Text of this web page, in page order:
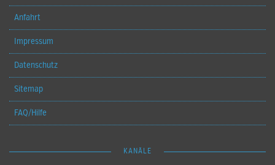
Anfahrt
Impressum
Datenschutz
Sitemap
FAQ/Hilfe
KANÄLE